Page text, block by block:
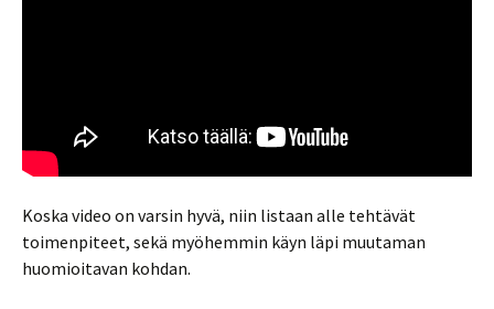
Koska video on varsin hyvä, niin listaan alle tehtävät
toimenpiteet, sekä myöhemmin käyn läpi muutaman
huomioitavan kohdan.